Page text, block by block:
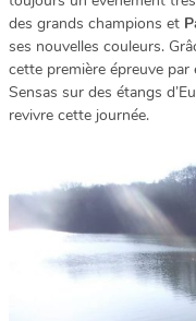
des grands champions et
ses nouvelles couleurs.
cette première épreuve par
Sensas sur des étangs
revivre cette journée.